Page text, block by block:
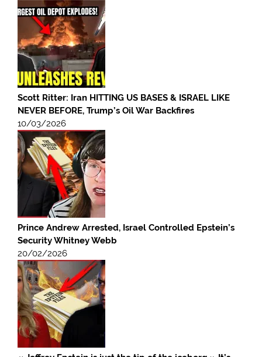
Scott Ritter: Iran HITTING US BASES & ISRAEL LIKE
NEVER BEFORE, Trump’s Oil War Backfires
10/03/2026
Prince Andrew Arrested, Israel Controlled Epstein’s
Security Whitney Webb
20/02/2026